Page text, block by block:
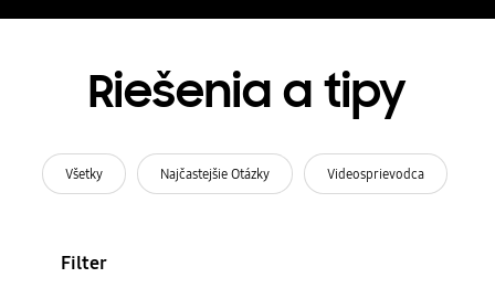
Riešenia a tipy
Všetky Najčastejšie Otázky Videosprievodca
Filter